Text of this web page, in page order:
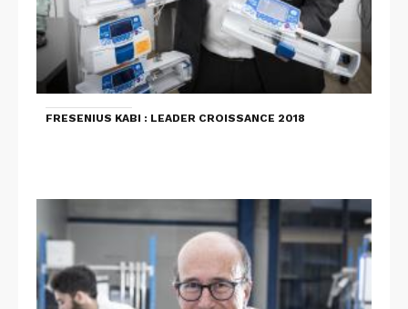
FRESENIUS KABI : LEADER CROISSANCE 2018